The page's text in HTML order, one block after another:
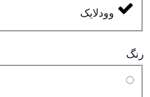
وودلایک
رنگ